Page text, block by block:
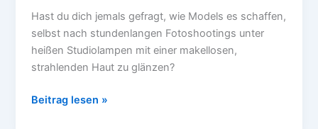
Hast du dich jemals gefragt, wie Models es schaffen,
selbst nach stundenlangen Fotoshootings unter
heißen Studiolampen mit einer makellosen,
strahlenden Haut zu glänzen?
Der
Beitrag lesen »